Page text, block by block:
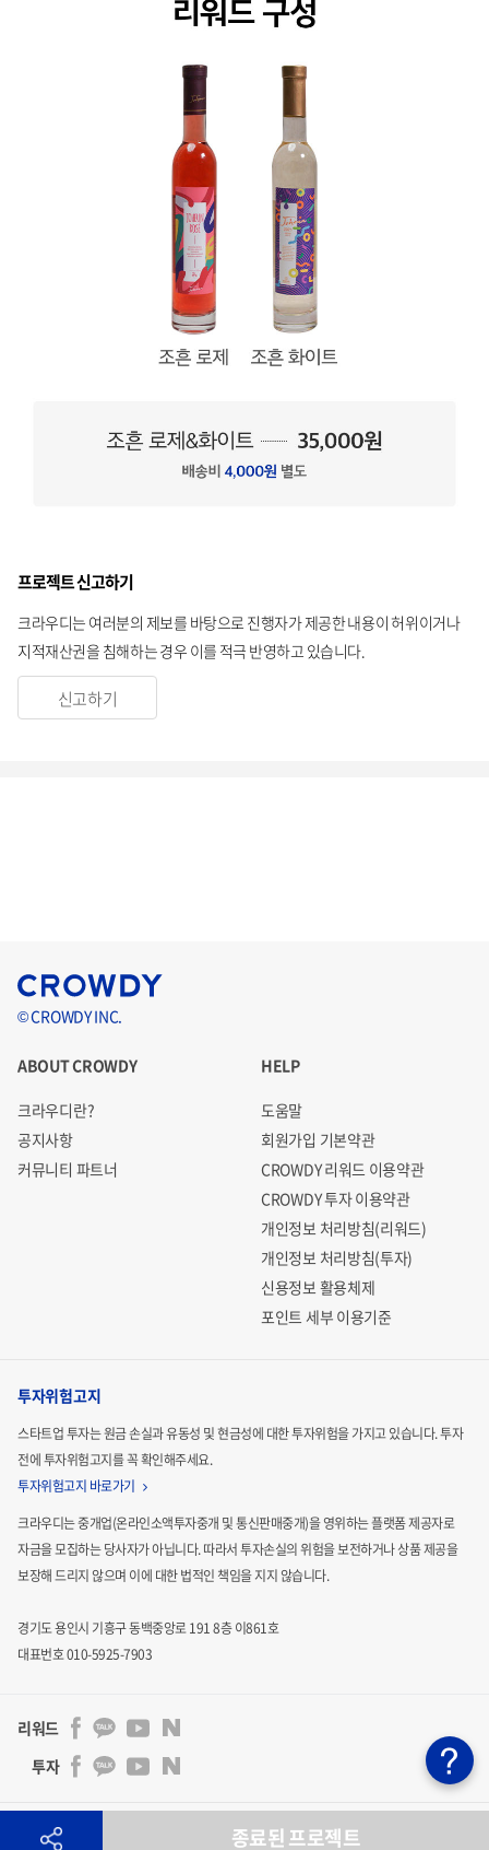
프로젝트 신고하기
크라우디는 여러분의 제보를 바탕으로 진행자가 제공한 내용이 허위이거나
지적재산권을 침해하는 경우 이를 적극 반영하고 있습니다.
신고하기
종료된 프로젝트
© CROWDY INC.
ABOUT CROWDY
크라우디란?
공지사항
커뮤니티 파트너
HELP
도움말
회원가입 기본약관
CROWDY 리워드 이용약관
CROWDY 투자 이용약관
개인정보 처리방침(리워드)
개인정보 처리방침(투자)
신용정보 활용체제
포인트 세부 이용기준
투자위험고지
스타트업 투자는 원금 손실과 유동성 및 현금성에 대한 투자위험을 가지고 있습니다.투자
전에 투자위험고지를 꼭 확인해주세요.
투자위험고지 바로가기
크라우디는 중개업(온라인소액투자중개 및 통신판매중개)을 영위하는 플랫폼 제공자로
자금을 모집하는당사자가 아닙니다. 따라서 투자손실의 위험을 보전하거나 상품 제공을
보장해 드리지 않으며 이에 대한 법적인 책임을 지지 않습니다.
경기도 용인시 기흥구 동백중앙로 191 8층 이861호
대표번호 010-5925-7903
리워드
투자
주식회사 크라우디 | 통신판매업신고 : 2024-용인기흥-3011호 | 사업자등록번호 : 841-86-00201 | 대표자 :